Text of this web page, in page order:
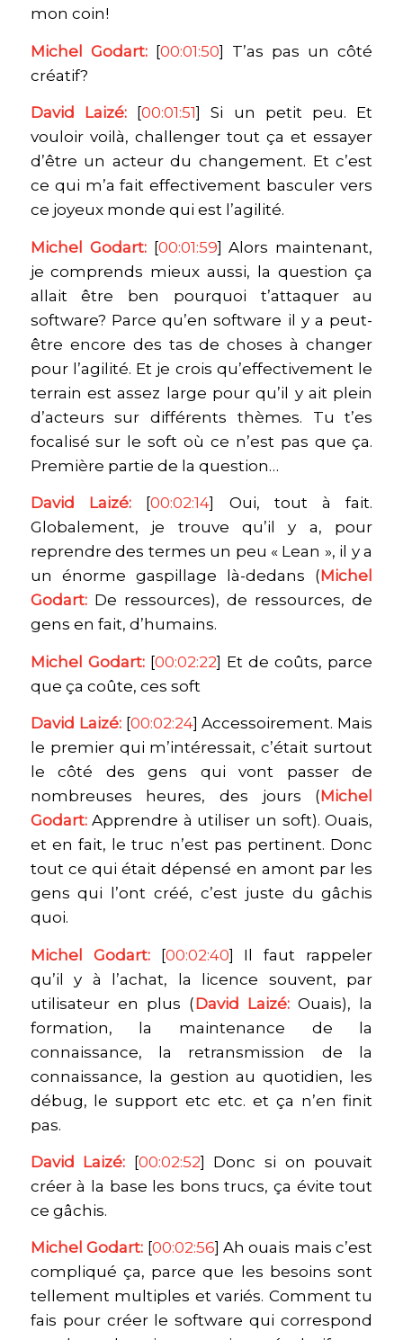
mon coin!
Michel Godart: [00:01:50] T’as pas un côté
créatif?
David Laizé: [00:01:51] Si un petit peu. Et
vouloir voilà, challenger tout ça et essayer
d’être un acteur du changement. Et c’est
ce qui m’a fait effectivement basculer vers
ce joyeux monde qui est l’agilité.
Michel Godart: [00:01:59] Alors maintenant,
je comprends mieux aussi, la question ça
allait être ben pourquoi t’attaquer au
software? Parce qu’en software il y a peut-
être encore des tas de choses à changer
pour l’agilité. Et je crois qu’effectivement le
terrain est assez large pour qu’il y ait plein
d’acteurs sur différents thèmes. Tu t’es
focalisé sur le soft où ce n’est pas que ça.
Première partie de la question…
David Laizé: [00:02:14] Oui, tout à fait.
Globalement, je trouve qu’il y a, pour
reprendre des termes un peu « Lean », il y a
un énorme gaspillage là-dedans (Michel
Godart:De ressources), de ressources, de
gens en fait, d’humains.
Michel Godart: [00:02:22] Et de coûts, parce
que ça coûte, ces soft
David Laizé: [00:02:24] Accessoirement. Mais
le premier qui m’intéressait, c’était surtout
le côté des gens qui vont passer de
nombreuses heures, des jours (Michel
Godart:Apprendre à utiliser un soft). Ouais,
et en fait, le truc n’est pas pertinent. Donc
tout ce qui était dépensé en amont par les
gens qui l’ont créé, c’est juste du gâchis
quoi.
Michel Godart: [00:02:40] Il faut rappeler
qu’il y à l’achat, la licence souvent, par
utilisateur en plus (David Laizé:Ouais), la
formation, la maintenance de la
connaissance, la retransmission de la
connaissance, la gestion au quotidien, les
débug, le support etc etc. et ça n’en finit
pas.
David Laizé: [00:02:52] Donc si on pouvait
créer à la base les bons trucs, ça évite tout
ce gâchis.
Michel Godart: [00:02:56] Ah ouais mais c’est
compliqué ça, parce que les besoins sont
tellement multiples et variés. Comment tu
fais pour créer le software qui correspond